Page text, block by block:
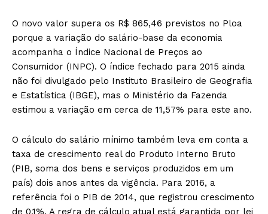
O novo valor supera os R$ 865,46 previstos no Ploa
porque a variação do salário-base da economia
acompanha o Índice Nacional de Preços ao
Consumidor (INPC). O índice fechado para 2015 ainda
não foi divulgado pelo Instituto Brasileiro de Geografia
e Estatística (IBGE), mas o Ministério da Fazenda
estimou a variação em cerca de 11,57% para este ano.
O cálculo do salário mínimo também leva em conta a
taxa de crescimento real do Produto Interno Bruto
(PIB, soma dos bens e serviços produzidos em um
país) dois anos antes da vigência. Para 2016, a
referência foi o PIB de 2014, que registrou crescimento
de 0,1%. A regra de cálculo atual está garantida por lei